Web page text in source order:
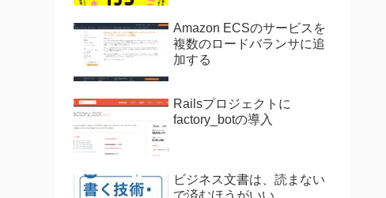
Amazon ECSのサービスを
複数のロードバランサに追
加する
Railsプロジェクトに
factory_botの導入
ビジネス文書は、読まない
で済むほうがいい